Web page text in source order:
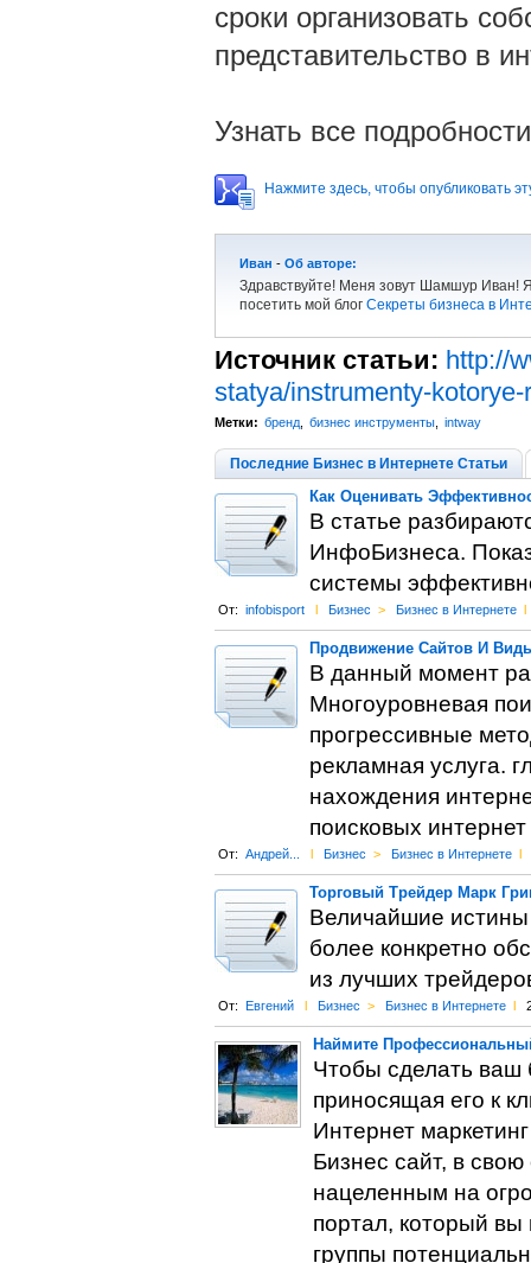
сроки организовать
представительство в
Узнать все
Нажмите здесь, чтобы опубликовать
Иван - Об авторе:
Здравствуйте! Меня зовут Шамшур Иван!
посетить мой блог Секреты бизнеса в
Источник статьи: http://
statya/instrumenty-
Метки: бренд, бизнес инструменты, intway
Последние Бизнес в Интернете Статьи
Как Оценивать
В статье
ИнфоБизнеса.
системы
От: infobisport l Бизнес > Бизнес в Интернете l
Продвижение Сайтов И
В данный момент
Многоуровневая
прогрессивные
рекламная услуга.
нахождения
поисковых
От: Андрей... l Бизнес > Бизнес в Интернете l
Торговый Трейдер Марк
Величайшие истины
более конкретно
из лучших
От: Евгений l Бизнес > Бизнес в Интернете l
Наймите
Чтобы сделать ваш
приносящая его к
Интернет
Бизнес сайт, в
нацеленным на
портал, который вы
группы